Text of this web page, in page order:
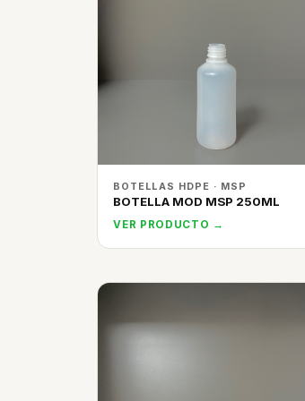
BOTELLAS HDPE · MSP
BOTELLA MOD MSP 250ML
VER PRODUCTO →